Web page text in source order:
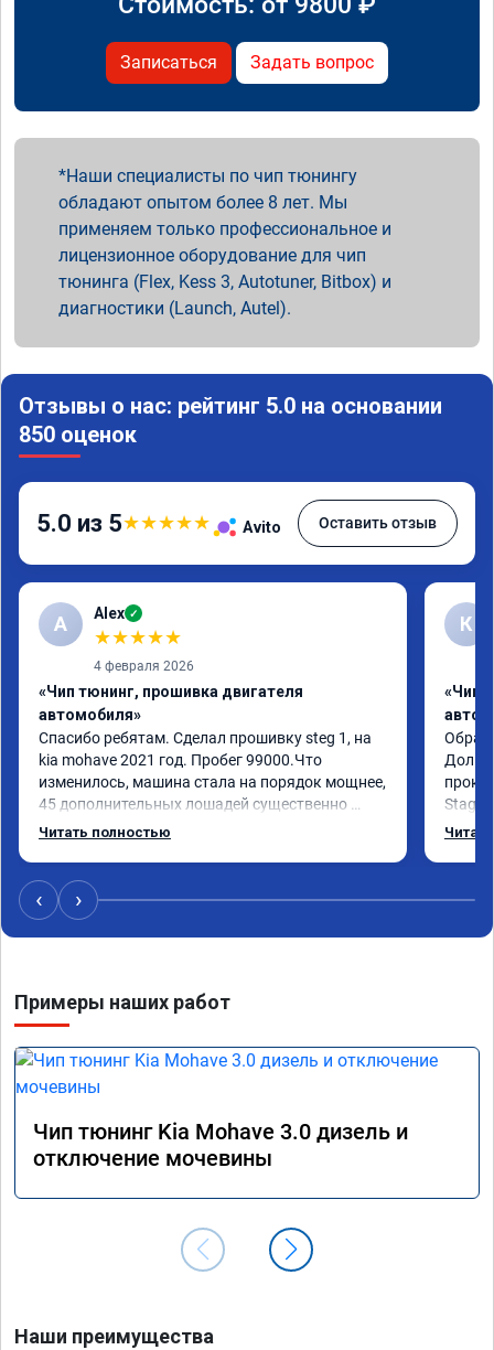
Записаться Задать вопрос
Наши специалисты по чип тюнингу
обладают опытом более 8 лет. Мы
применяем только профессиональное и
лицензионное оборудование для чип
тюнинга (Flex, Kess 3, Autotuner, Bitbox) и
диагностики (Launch, Autel).
Отзывы о нас: рейтинг 5.0 на основании
850 оценок
5.0 из 5★★★★★ Avito Оставить отзыв
A Alex ✓
★★★★★
4 февраля 2026
«Чип тюнинг, прошивка двигателя
автомобиля»
Спасибо ребятам. Сделал прошивку steg 1, на
kia mohave 2021 год. Пробег 99000.Что
изменилось, машина стала на порядок мощнее,
45 дополнительных лошадей существенно
чувствуется и соответственно крутящего
12-12.5. Коробка перестала подпинывать при
наборе скорости. Педаль газа более
отзывчевее. В целом, я очень доволен.!
Читать полностью
К
«Чип
Долго
Stage
с
‹ ›
Примеры наших работ
Чип тюнинг Kia Mohave 3.0 дизель и
отключение мочевины
Наши преимущества